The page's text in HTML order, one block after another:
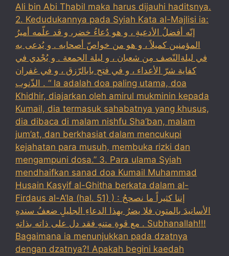
Ali bin Abi Thabil maka harus dijauhi haditsnya.
2. Kedudukannya pada Syiah Kata al-Majlisi ia:
إنّه أفضلُ الأدعيةِ ، و هو دُعاءُ خضر، و قد علّمه أميرُ
المؤمنين كميلاً ، و هو من خواصّ أصحابه . و يُدعى به
في ليلةالنّصف مِن شعبان ، و ليلة الجمعة . و يُجْدي في
كفاية شرّ الأعداء ، و في فتح بابالرّزق ، و في غفران
الذّنوب . “ Ia adalah doa paling utama, doa
Khidhir, diajarkan oleh amirul mukminin kepada
Kumail, dia termasuk sahabatnya yang khusus,
dia dibaca di malam nishfu Sha’ban, malam
jum’at, dan berkhasiat dalam mencukupi
kejahatan para musuh, membuka rizki dan
mengampuni dosa.” 3. Para ulama Syiah
mendhaifkan sanad doa Kumail Muhammad
Husain Kasyif al-Ghitha berkata dalam al-
Firdaus al-A’la (hal. 51) ) : إننا كثيراً ما نصححُ
الأسانيدَ بالمتون فلا يضرُ بهذا الدعاءِ الجليلِ ضعفُ سندهِ
مع قوةِ متنهِ فقد دل على ذاته بذاتهِ . Subhanallah!!!
Bagaimana ia menunjukkan pada dzatnya
dengan dzatnya?! Apakah begini kaedah